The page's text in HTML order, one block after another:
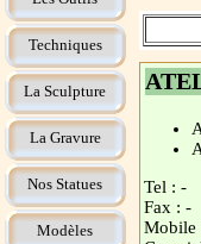
Techniques
La Sculpture
La Gravure
Nos Statues
Modèles
Tel : -
Fax : -
Mobile